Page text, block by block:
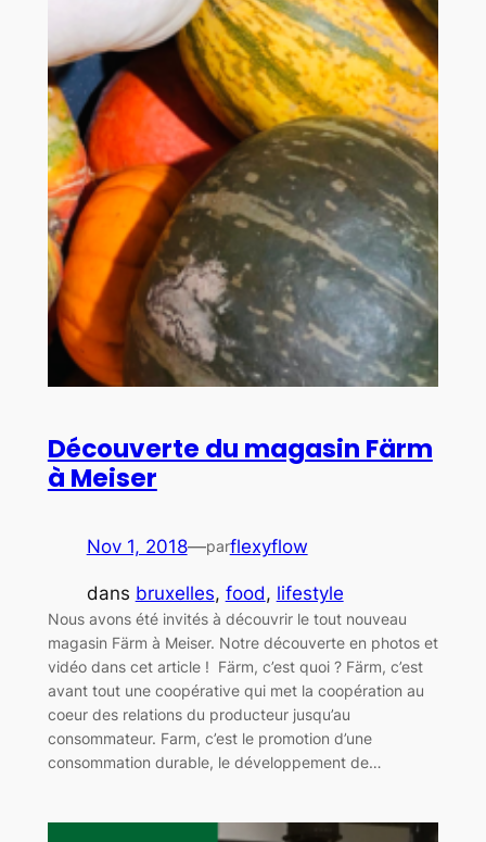
Découverte du magasin Färm
à Meiser
Nov 1, 2018—parflexyflow
dans bruxelles, food, lifestyle
Nous avons été invités à découvrir le tout nouveau
magasin Färm à Meiser. Notre découverte en photos et
vidéo dans cet article ! Färm, c’est quoi ? Färm, c’est
avant tout une coopérative qui met la coopération au
coeur des relations du producteur jusqu’au
consommateur. Farm, c’est le promotion d’une
consommation durable, le développement de…